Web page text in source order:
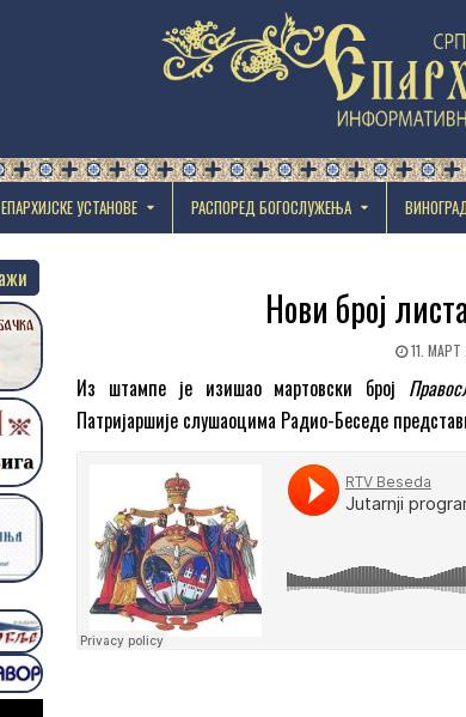
EПАРХИЈСКЕ УСТАНОВЕ РАСПОРЕД БОГОСЛУЖЕЊА
Нови број листа
11. МАРТ
Из штампе је изишао мартовски број
Патријаршије слушаоцима Радио-Беседе